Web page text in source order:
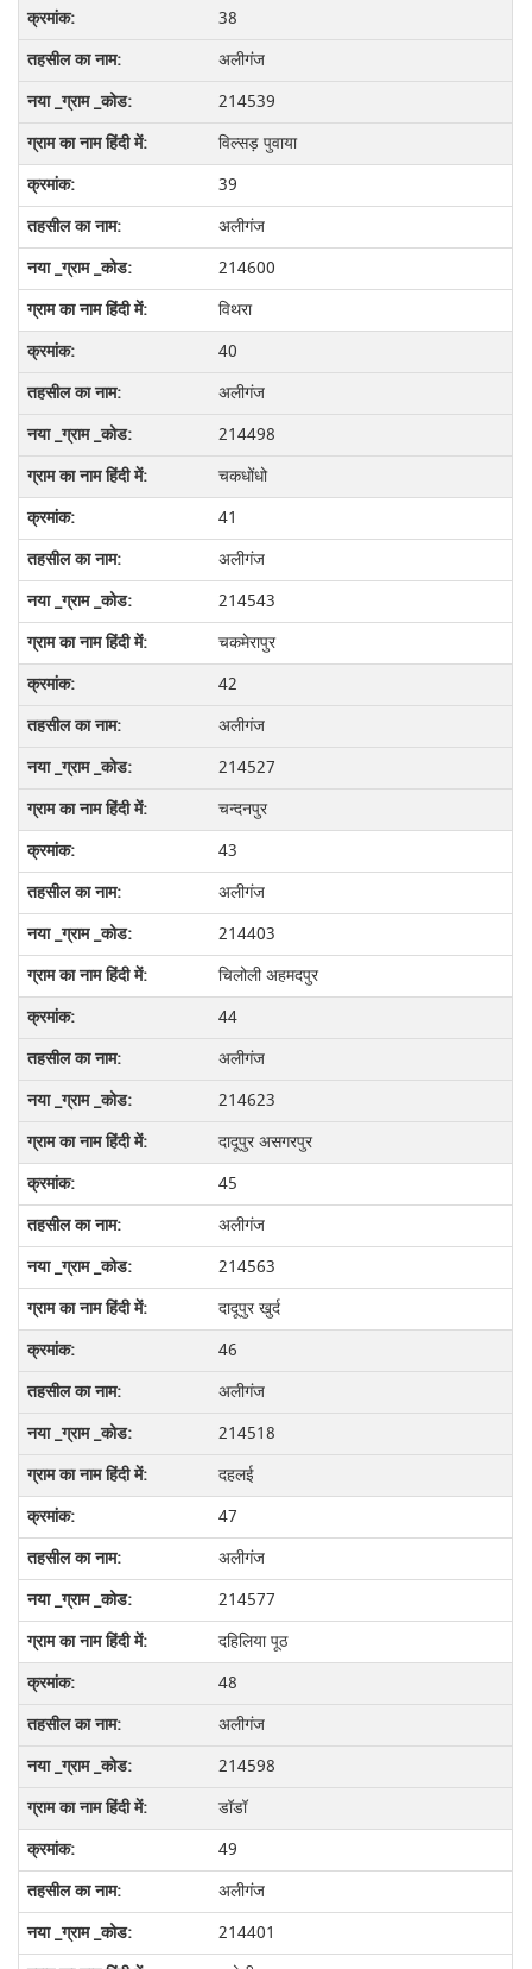
38
अलीगंज
214539
विल्सड़ पुवाया
39
अलीगंज
214600
विथरा
40
अलीगंज
214498
चकधोंधो
41
अलीगंज
214543
चकमेरापुर
42
अलीगंज
214527
चन्दनपुर
43
अलीगंज
214403
चिलोली अहमदपुर
44
अलीगंज
214623
दादूपुर असगरपुर
45
अलीगंज
214563
दादूपुर खुर्द
46
अलीगंज
214518
दहलई
47
अलीगंज
214577
दहिलिया पूठ
48
अलीगंज
214598
डॉडॉ
49
अलीगंज
214401